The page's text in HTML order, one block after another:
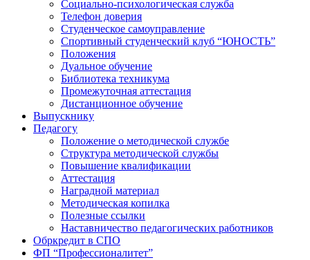
Социально-психологическая служба
Телефон доверия
Студенческое самоуправление
Спортивный студенческий клуб “ЮНОСТЬ”
Положения
Дуальное обучение
Библиотека техникума
Промежуточная аттестация
Дистанционное обучение
Выпускнику
Педагогу
Положение о методической службе
Структура методической службы
Повышение квалификации
Аттестация
Наградной материал
Методическая копилка
Полезные ссылки
Наставничество педагогических работников
Обркредит в СПО
ФП “Профессионалитет”